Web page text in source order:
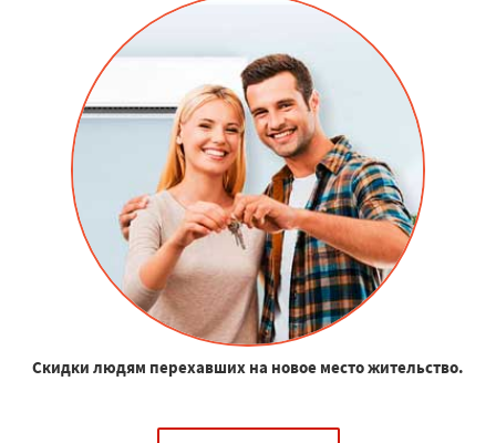
Скидки людям перехавших на новое место жительство.